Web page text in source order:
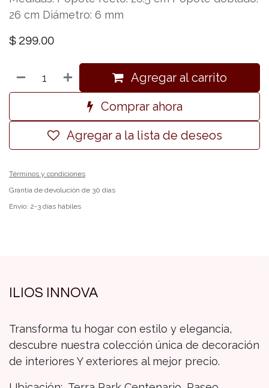
26 cm Diámetro: 6 mm
$ 299.00
Agregar al carrito
Comprar ahora
Agregar a la lista de deseos
Términos y condiciones
Grantía de devolución de 30 días
Envío: 2-3 días hábiles
ILIOS INNOVA
Transforma tu hogar con estilo y elegancia,
descubre nuestra colección única de decoración
de interiores Y exteriores al mejor precio.